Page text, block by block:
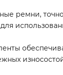
ремни,